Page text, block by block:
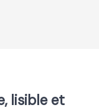
lisible et